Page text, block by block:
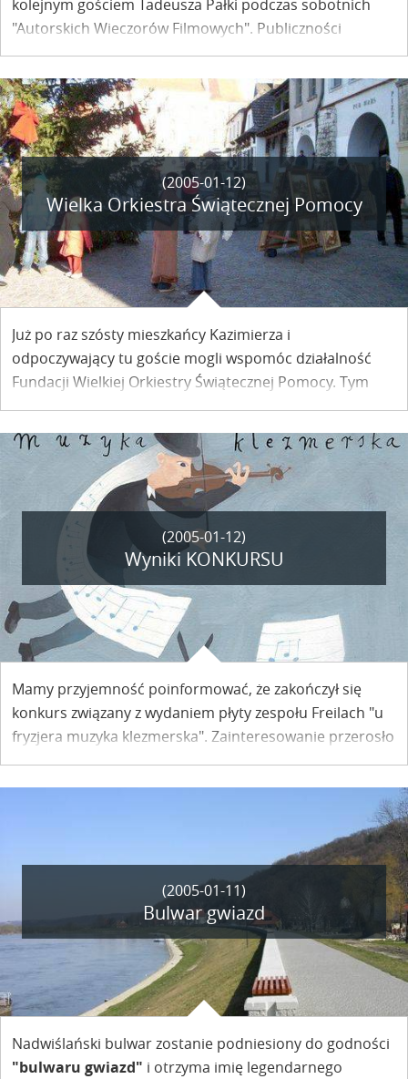
kolejnym gościem Tadeusza Pałki podczas sobotnich
"Autorskich Wieczorów Filmowych". Publiczności
obejrzała filmy: " Jeszcze czekam", "Katastrofa" i pierwszą
część "Tryptyku wojennego".
(2005-01-12)
Wielka Orkiestra Świątecznej Pomocy
Już po raz szósty mieszkańcy Kazimierza i
odpoczywający tu goście mogli wspomóc działalność
Fundacji Wielkiej Orkiestry Świątecznej Pomocy. Tym
razem pieniądze przeznaczone są na pomoc dzieciom
nie tylko z Polski, ale i z dotkniętej kataklizmem Sri Lanki.
(2005-01-12)
Wyniki KONKURSU
Mamy przyjemność poinformować, że zakończył się
konkurs związany z wydaniem płyty zespołu Freilach "u
fryzjera muzyka klezmerska". Zainteresowanie przerosło
nasze oczekiwania. Dzięki uprzejmości właściciela
Knajpy " U Fryzjera"pula nagród wzrosła aż do 16 płyt.
(2005-01-11)
Bulwar gwiazd
Nadwiślański bulwar zostanie podniesiony do godności
"bulwaru gwiazd" i otrzyma imię legendarnego